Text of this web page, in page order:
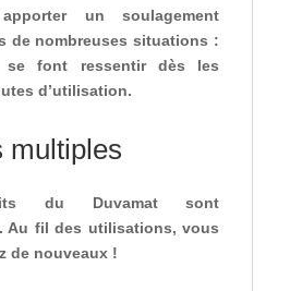
un soulagement
de nombreuses situations :
se font ressentir dès les
d’utilisation.
multiples
du Duvamat sont
Au fil des utilisations, vous
de nouveaux !